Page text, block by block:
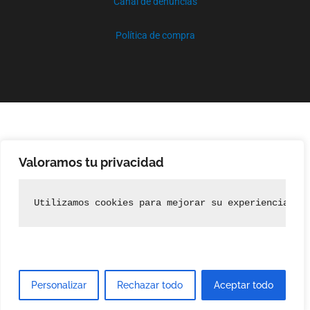
Valoramos tu privacidad
Utilizamos cookies para mejorar su experiencia
Personalizar Rechazar todo Aceptar todo
Política de compra